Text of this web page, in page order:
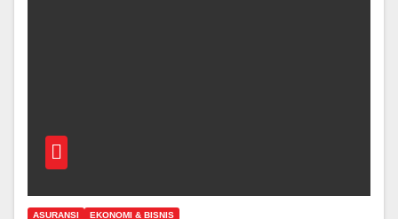
ASURANSI EKONOMI & BISNIS